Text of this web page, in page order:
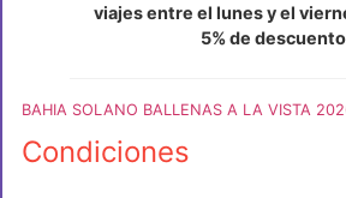
viajes entre el lunes y el
5% de
BAHIA SOLANO BALLENAS A LA VISTA
Condiciones